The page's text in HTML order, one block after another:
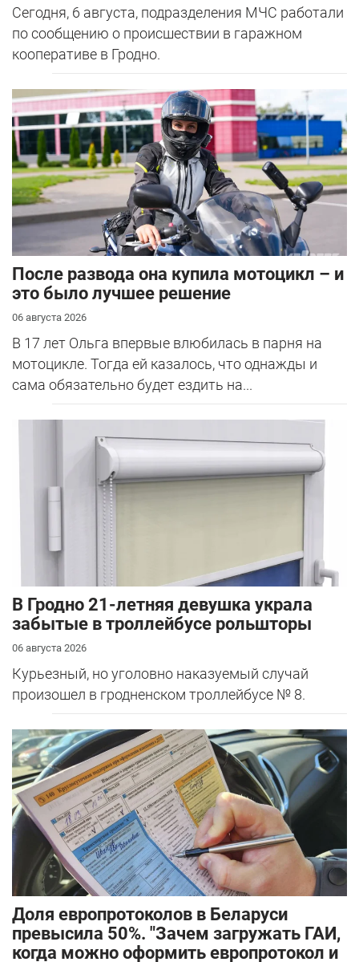
Сегодня, 6 августа, подразделения МЧС работали
по сообщению о происшествии в гаражном
кооперативе в Гродно.
После развода она купила мотоцикл – и
это было лучшее решение
06 августа 2026
В 17 лет Ольга впервые влюбилась в парня на
мотоцикле. Тогда ей казалось, что однажды и
сама обязательно будет ездить на...
В Гродно 21-летняя девушка украла
забытые в троллейбусе рольшторы
06 августа 2026
Курьезный, но уголовно наказуемый случай
произошел в гродненском троллейбусе № 8.
Доля европротоколов в Беларуси
превысила 50%. "Зачем загружать ГАИ,
когда можно оформить европротокол и